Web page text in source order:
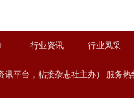
行业资讯 行业风采
平台，粘接杂志社主办） 服务热